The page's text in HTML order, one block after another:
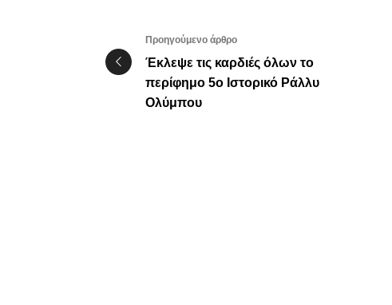
Προηγούμενο άρθρο
Έκλεψε τις καρδιές όλων το
περίφημο 5ο Ιστορικό Ράλλυ
Ολύμπου